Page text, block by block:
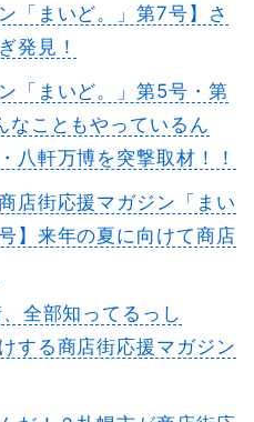
「まいど。」第7号】さ
発見！
「まいど。」第5号・第
なこともやっているん
八軒万博を突撃取材！！
店街応援マガジン「まい
】来年の夏に向けて商店
全部知ってるっし
する商店街応援マガジン